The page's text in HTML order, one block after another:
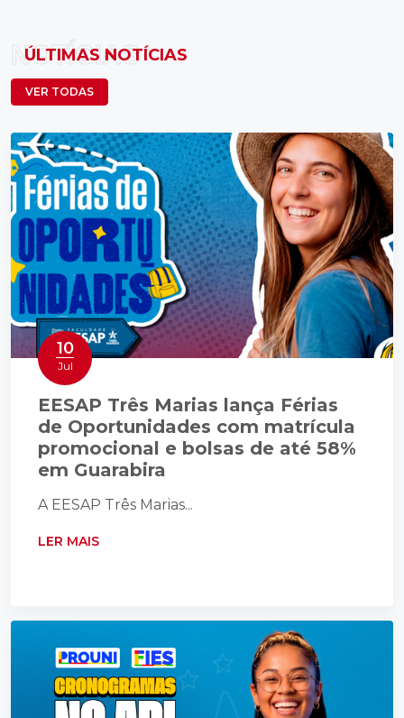
ÚLTIMAS NOTÍCIAS
NOTÍCIAS
VER TODAS
10
Jul
EESAP Três Marias lança Férias
de Oportunidades com matrícula
promocional e bolsas de até 58%
em Guarabira
A EESAP Três Marias...
LER MAIS